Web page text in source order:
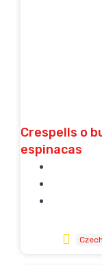
Crespells o
espinacas